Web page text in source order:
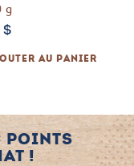
g
$
AU PANIER
POINTS
!